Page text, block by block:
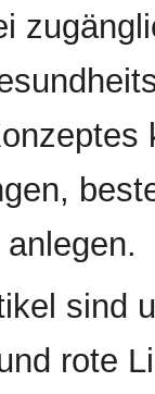
sind
rote